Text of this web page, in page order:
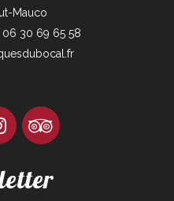
Mauco
30 69 65 58